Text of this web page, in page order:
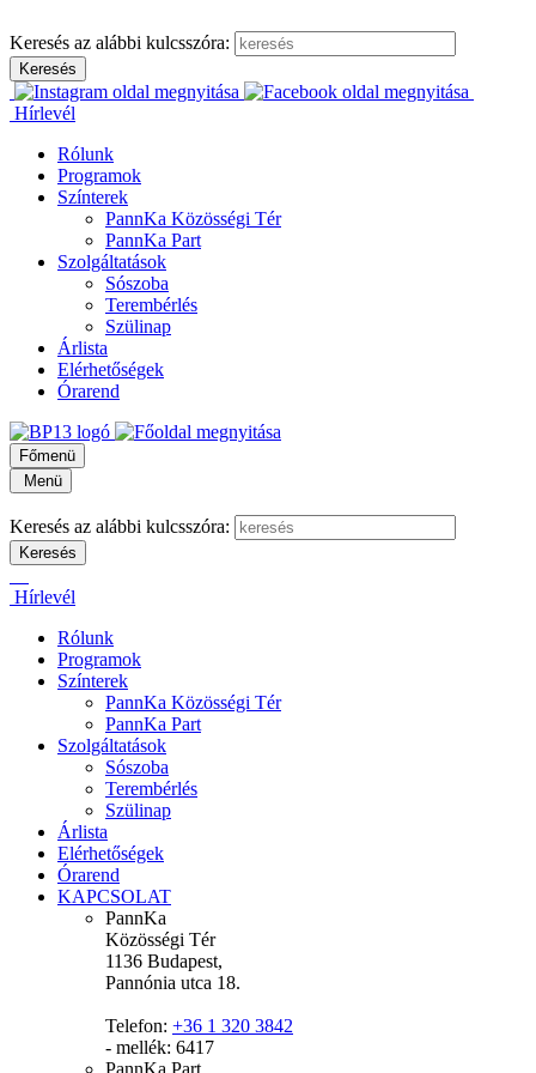
Keresés az alábbi kulcsszóra:
Hírlevél
Rólunk
Programok
Színterek
PannKa Közösségi Tér
PannKa Part
Szolgáltatások
Sószoba
Terembérlés
Szülinap
Árlista
Elérhetőségek
Órarend
Főmenü
Menü
Keresés az alábbi kulcsszóra:
Hírlevél
Rólunk
Programok
Színterek
PannKa Közösségi Tér
PannKa Part
Szolgáltatások
Sószoba
Terembérlés
Szülinap
Árlista
Elérhetőségek
Órarend
KAPCSOLAT
PannKa
Közösségi Tér
1136 Budapest,
Pannónia utca 18.
Telefon: +36 1 320 3842
- mellék: 6417
PannKa Part